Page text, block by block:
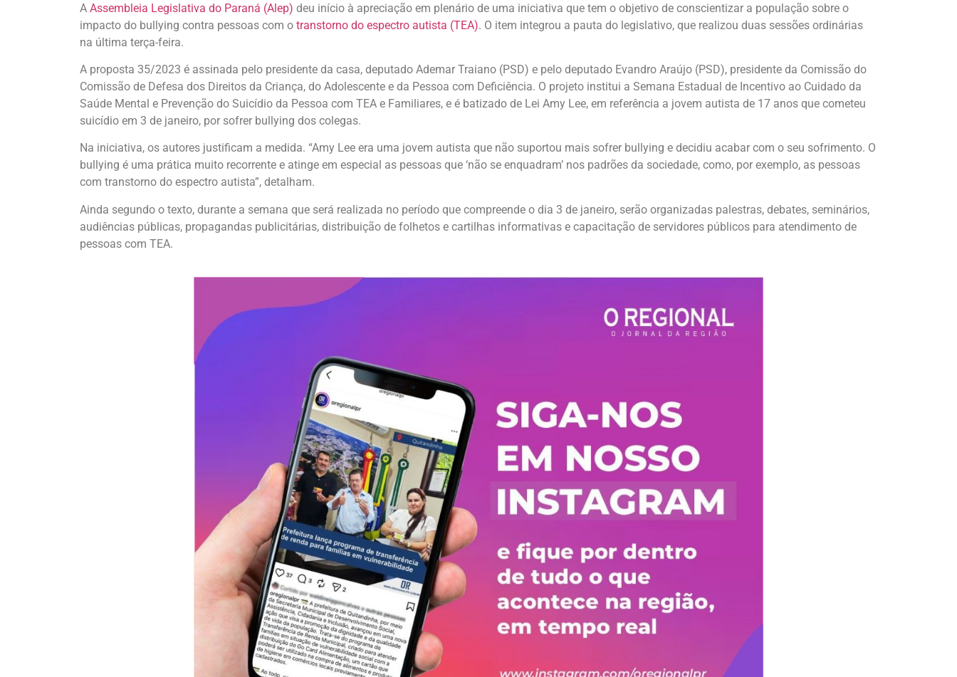
A Assembleia Legislativa do Paraná (Alep) deu início à apreciação em plenário de uma iniciativa que tem o objetivo de conscientizar a população sobre o
impacto do bullying contra pessoas com o transtorno do espectro autista (TEA). O item integrou a pauta do legislativo, que realizou duas sessões ordinárias
na última terça-feira.
A proposta 35/2023 é assinada pelo presidente da casa, deputado Ademar Traiano (PSD) e pelo deputado Evandro Araújo (PSD), presidente da Comissão do
Comissão de Defesa dos Direitos da Criança, do Adolescente e da Pessoa com Deficiência. O projeto institui a Semana Estadual de Incentivo ao Cuidado da
Saúde Mental e Prevenção do Suicídio da Pessoa com TEA e Familiares, e é batizado de Lei Amy Lee, em referência a jovem autista de 17 anos que cometeu
suicídio em 3 de janeiro, por sofrer bullying dos colegas.
Na iniciativa, os autores justificam a medida. “Amy Lee era uma jovem autista que não suportou mais sofrer bullying e decidiu acabar com o seu sofrimento. O
bullying é uma prática muito recorrente e atinge em especial as pessoas que ‘não se enquadram’ nos padrões da sociedade, como, por exemplo, as pessoas
com transtorno do espectro autista”, detalham.
Ainda segundo o texto, durante a semana que será realizada no período que compreende o dia 3 de janeiro, serão organizadas palestras, debates, seminários,
audiências públicas, propagandas publicitárias, distribuição de folhetos e cartilhas informativas e capacitação de servidores públicos para atendimento de
pessoas com TEA.